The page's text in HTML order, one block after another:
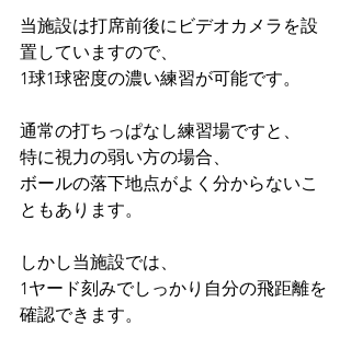
当施設は打席前後にビデオカメラを設
置していますので、
1球1球密度の濃い練習が可能です。
通常の打ちっぱなし練習場ですと、
特に視力の弱い方の場合、
ボールの落下地点がよく分からないこ
ともあります。
しかし当施設では、
1ヤード刻みでしっかり自分の飛距離を
確認できます。